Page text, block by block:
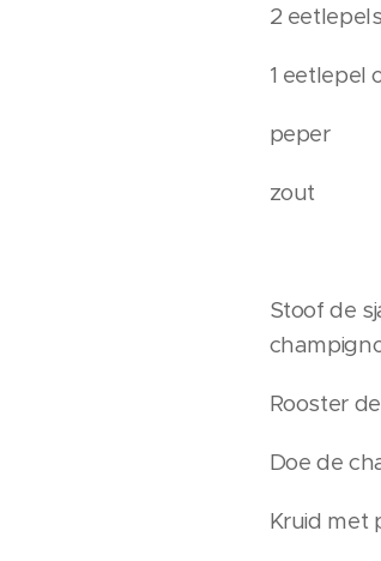
2
1 eetlepel
peper
zout
Stoof de
Rooster
Doe de
Kruid met